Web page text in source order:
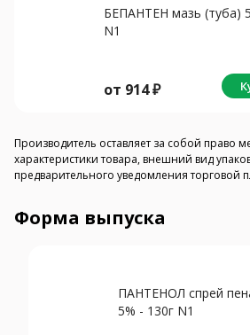
БЕПАНТЕН мазь (туба)
N1
от 914₽
Производитель оставляет за собой право
характеристики товара, внешний вид
предварительного уведомления торговой
Форма выпуска
ПАНТЕНОЛ спрей
5% - 130г N1